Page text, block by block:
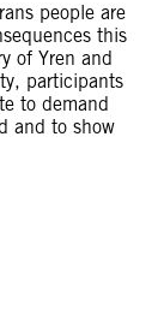
people are
this
of Yren and
participants
to demand
and to show